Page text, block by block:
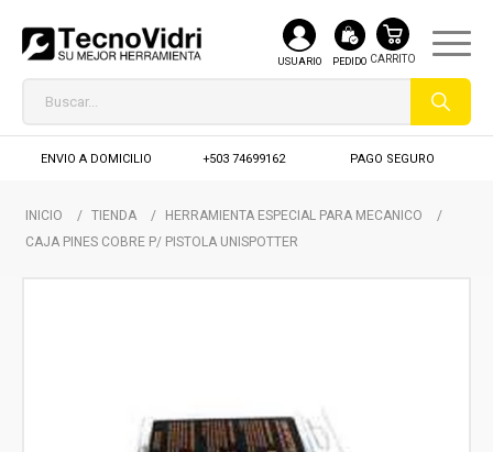
USUARIO PEDIDO
ENVIO A DOMICILIO +503 74699162 PAGO SEGURO
INICIO / TIENDA / HERRAMIENTA ESPECIAL PARA MECANICO
/
CAJA PINES COBRE P/ PISTOLA UNISPOTTER